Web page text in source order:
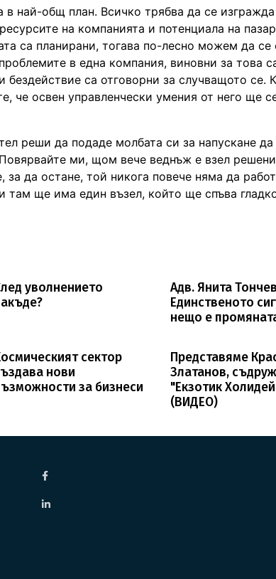
най-общ план. Всичко трябва да се
на компанията и потенциала на
са планирани, тогава по-лесно можем да се
в една компания, виновни за това
са отговорни за случващото се.
че освен управленчески умения от него ще
реши да подаде молбата си за напускане да
ми, щом вече веднъж е взел
да остане, той никога повече няма да
ще има един възел, който ще спъва
уволнението
Адв. Янита
Единственото
нещо е
сектор
нови
за бизнеси
Представяме
Златанов,
"Екзотик
(ВИДЕО)